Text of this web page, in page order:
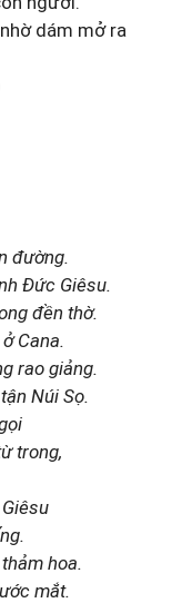
dám mở ra
đường.
Đức Giêsu.
đền thờ.
Cana.
rao giảng.
Núi Sọ.
trong,
hoa.
mắt.